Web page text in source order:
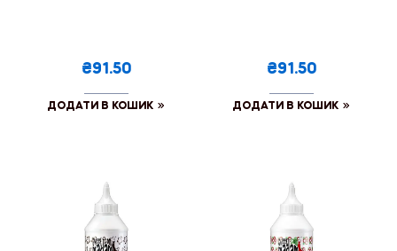
₴91.50
ДОДАТИ В КОШИК
₴91.50
ДОДАТИ В КОШИК